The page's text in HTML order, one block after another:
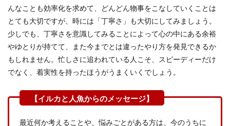
んなことも効率化を求めて、どんどん物事をこなしていくことは
とても大切ですが、時には「丁寧さ」も大切にしてみましょう。
少しでも、丁寧さを意識してみることによって心の中にある余裕
やゆとりが持てて、また今までとは違ったやり方を発見できるか
もしれません。忙しさに追われている人こそ、スピーディーだけ
でなく、着実性を持ったほうがうまくいくでしょう。
最近何か考えることや、悩みごとがある方は、今のうちに